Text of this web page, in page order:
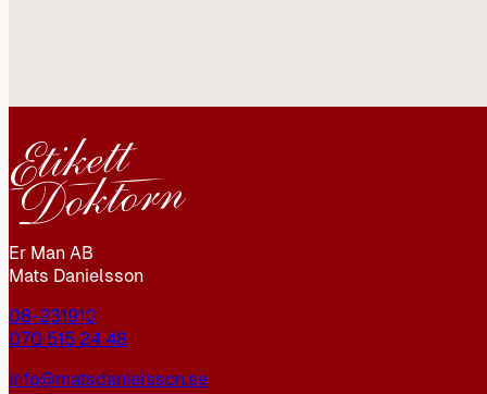
Er Man AB
Mats Danielsson
08-231910
070 515 24 48
info@matsdanielsson.se